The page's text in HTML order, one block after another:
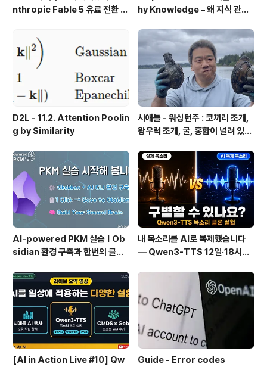
nthropic Fable 5 유료 전환 사
hy Knowledge – 왜 지식 관리
보에서 지식으로의 전환, 🛠️ 지식
관리 실패 패턴과 극복
D2L - 11.2. Attention Poolin
g by Similarity
시애틀 - 워싱턴주 : 코끼리 조개,
왕우럭 조개, 굴, 홍합이 널려 있는
AI-powered PKM 실습 | Ob
sidian 환경 구축과 한번의 클릭
(Web Clipper)
내 목소리를 AI로 복제했습니다
— Qwen3-TTS 12일·18시간
[AI in Action Live #10] Qw Guide - Error codes